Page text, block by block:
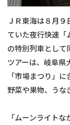
ＪＲ東海は８月
ていた夜行快速「
の特別列車として
ツアーは、岐阜県
「市場まつり」
野菜や果物、うな
「ムーンライト